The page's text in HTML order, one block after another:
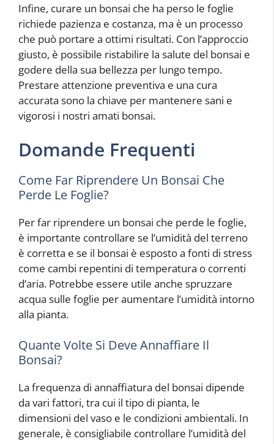
Infine, curare un bonsai che ha perso le foglie
richiede pazienza e costanza, ma è un processo
che può portare a ottimi risultati. Con l’approccio
giusto, è possibile ristabilire la salute del bonsai e
godere della sua bellezza per lungo tempo.
Prestare attenzione preventiva e una cura
accurata sono la chiave per mantenere sani e
vigorosi i nostri amati bonsai.
Domande Frequenti
Come Far Riprendere Un Bonsai Che
Perde Le Foglie?
Per far riprendere un bonsai che perde le foglie,
è importante controllare se l’umidità del terreno
è corretta e se il bonsai è esposto a fonti di stress
come cambi repentini di temperatura o correnti
d’aria. Potrebbe essere utile anche spruzzare
acqua sulle foglie per aumentare l’umidità intorno
alla pianta.
Quante Volte Si Deve Annaffiare Il
Bonsai?
La frequenza di annaffiatura del bonsai dipende
da vari fattori, tra cui il tipo di pianta, le
dimensioni del vaso e le condizioni ambientali. In
generale, è consigliabile controllare l’umidità del